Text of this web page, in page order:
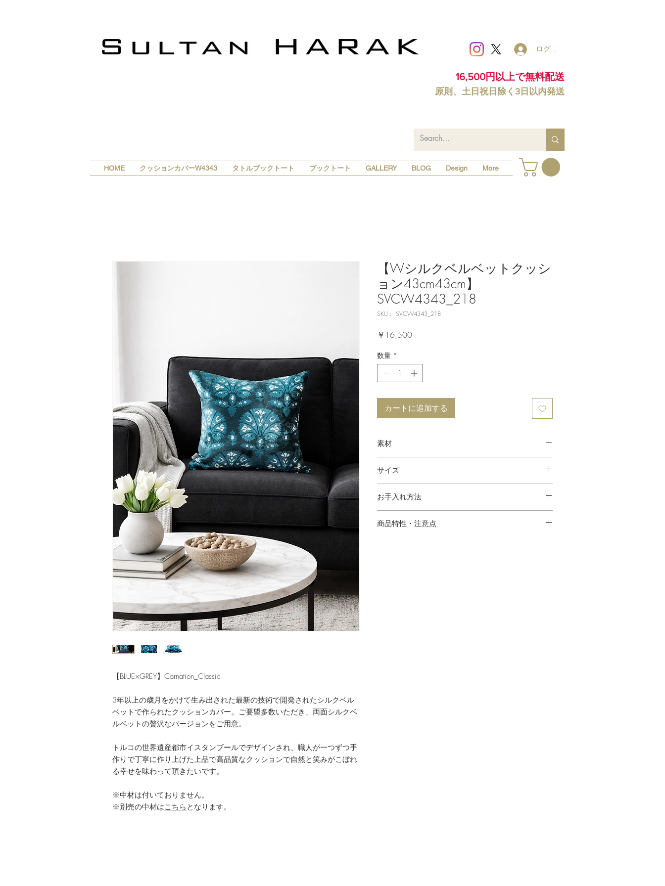
ログイン
16,500円以上で無料配送
原則、土日祝日除く3日以内発送
HOME クッションカバーW4343 タトルブックトート ブックトート GALLERY BLOG Design More
【BLUE×GREY】Carnation_Classic
3年以上の歳月をかけて生み出された最新の技術で開発されたシルクベル
ベットで作られたクッションカバー。ご要望多数いただき、両面シルクベ
ルベットの贅沢なバージョンをご用意。
トルコの世界遺産都市イスタンブールでデザインされ、職人が一つずつ手
作りで丁寧に作り上げた上品で高品質なクッションで自然と笑みがこぼれ
る幸せを味わって頂きたいです。
※中材は付いておりません。
※別売の中材はこちら となります。
【Wシルクベルベットクッシ
ョン43cm43cm】
SVCW4343_218
SKU： SVCW4343_218
￥16,500価
数量 *
カートに追加する
素材
サイズ
お手入れ方法
商品特性・注意点